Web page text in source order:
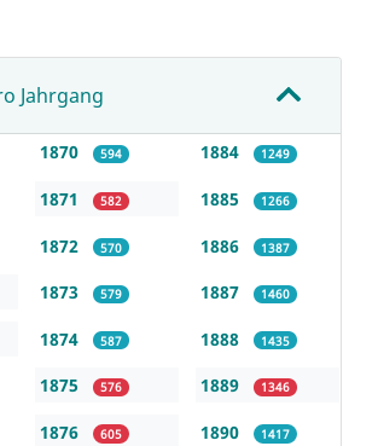
Jahrgang
1870 594
1871 582
1872 570
1873 579
1874 587
1875 576
1876 605
1884 1249
1885 1266
1886 1387
1887 1460
1888 1435
1889 1346
1890 1417